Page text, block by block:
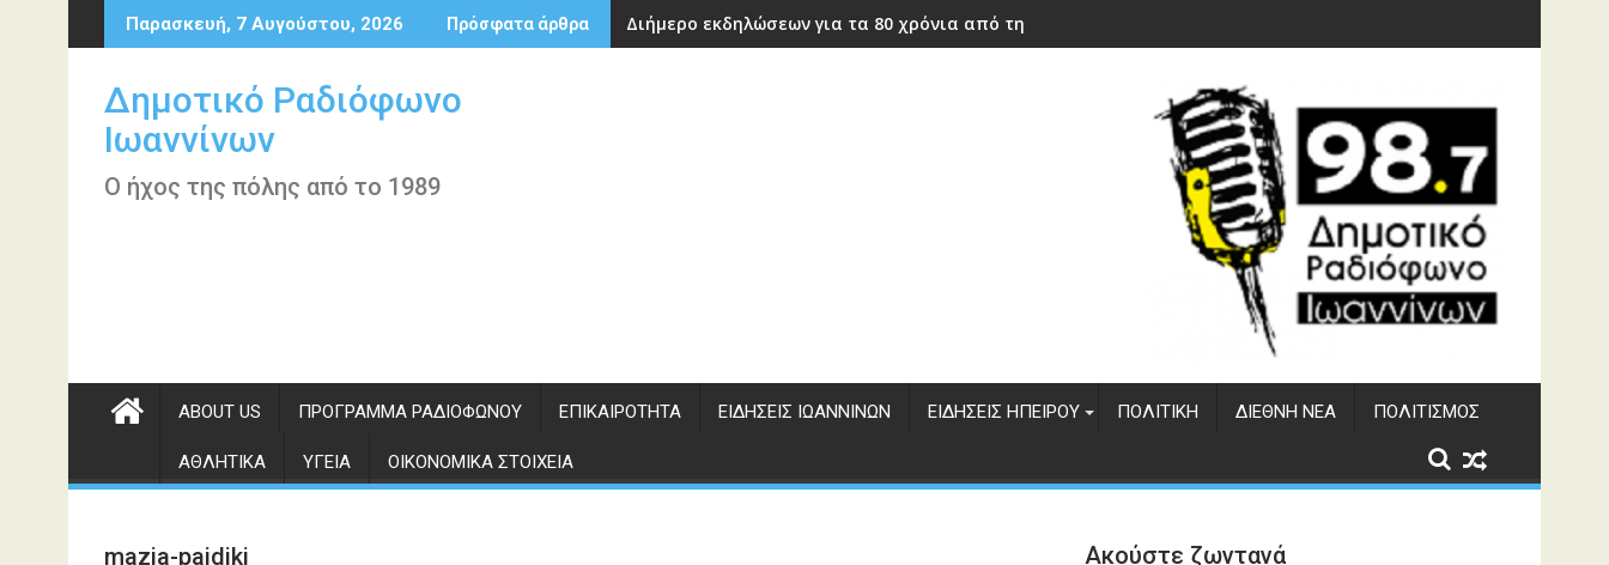
Περάστε
στο
Παρασκευή, 7 Αυγούστου, 2026 Πρόσφατα άρθρα Διήμερο εκδηλώσεων για τα 80 χρόνια από την ίδρυση του ΔΣΕ
Δημοτικό Ραδιόφωνο
Ιωαννίνων
Ο ήχος της πόλης από το 1989
ABOUT US ΠΡΌΓΡΑΜΜΑ ΡΑΔΙΟΦΏΝΟΥ ΕΠΙΚΑΙΡΌΤΗΤΑ ΕΙΔΉΣΕΙΣ ΙΩΑΝΝΊΝΩΝ ΕΙΔΉΣΕΙΣ ΗΠΕΊΡΟΥ ΠΟΛΙΤΙΚΉ ΔΙΕΘΝΉ ΝΈΑ ΠΟΛΙΤΙΣΜΌΣ
ΑΘΛΗΤΙΚΆ ΥΓΕΊΑ ΟΙΚΟΝΟΜΙΚΆ ΣΤΟΙΧΕΊΑ
mazia-paidiki Ακούστε ζωντανά